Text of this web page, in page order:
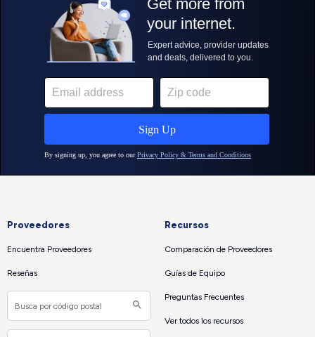
Proveedores
Encuentra Proveedores
Reseñas
Recursos
Comparación de Proveedores
Guías de Equipo
Preguntas Frecuentes
Ver todos los recursos